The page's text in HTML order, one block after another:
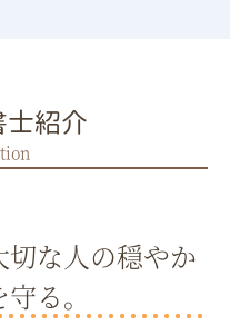
紹介
な人の穏やか
る。